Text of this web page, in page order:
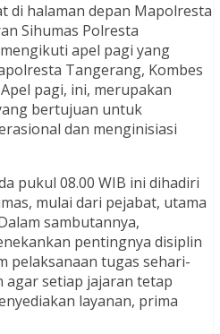
di halaman depan Mapolresta
Sihumas Polresta
apel pagi yang
Tangerang, Kombes
pagi, ini, merupakan
bertujuan untuk
dan menginisiasi
pukul 08.00 WIB ini dihadiri
mulai dari pejabat, utama
sambutannya,
pentingnya disiplin
pelaksanaan tugas sehari-
agar setiap jajaran tetap
layanan, prima